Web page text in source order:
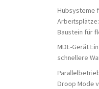
Hubsysteme
Baustein für
MDE-Gerät
schnellere
Droop Mode